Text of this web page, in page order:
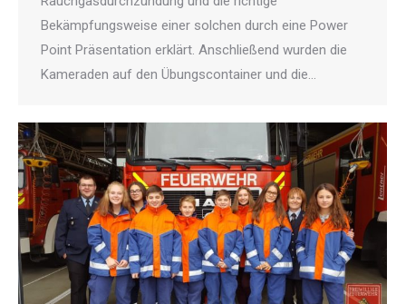
Bekämpfungsweise einer solchen durch eine Power
Point Präsentation erklärt. Anschließend wurden die
Kameraden auf den Übungscontainer und die…